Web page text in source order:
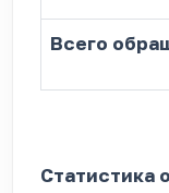
Всего
Статистика